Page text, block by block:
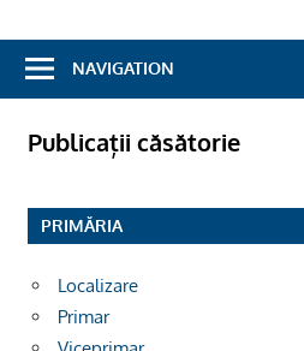
NAVIGATION
Publicații căsătorie
PRIMĂRIA
Localizare
Primar